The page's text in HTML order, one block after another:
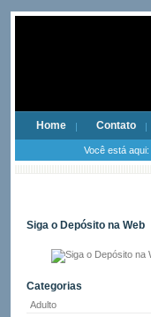
Home Contato
Você está aqui:
Siga o Depósito na Web
Categorias
Adulto